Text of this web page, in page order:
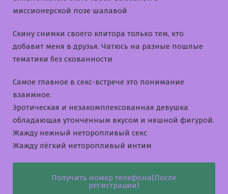
миссионерской позе шалавой
Скину снимки своего клитора только тем, кто
добавит меня в друзья. Чатюсь на разные пошлые
тематики без скованности
Самое главное в секс-встрече это понимание
взаимное.
Эротическая и незакомплексованная девушка
обладающая утонченным вкусом и няшной фигурой.
Жажду нежный неторопливый секс
Жажду лёгкий неторопливый интим
Получить номер телефона(После
регистрации)